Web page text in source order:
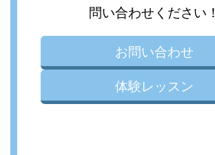
問い合わせください！
お問い合わせ
体験レッスン